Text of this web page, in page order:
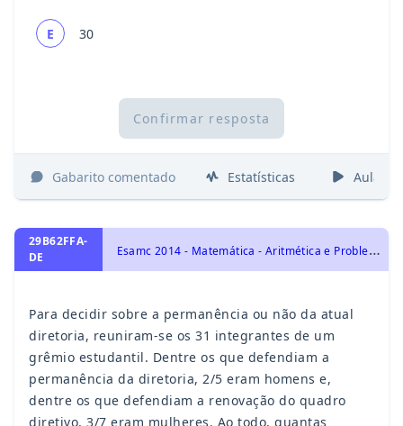
E 30
Confirmar resposta
Gabarito comentado Estatísticas Aulas
29B62FFA-
DE
E
samc 2014 - Matemática - Aritmética e Problemas, Frações e Números Decimais
Para decidir sobre a permanência ou não da atual
diretoria, reuniram-se os 31 integrantes de um
grêmio estudantil. Dentre os que defendiam a
permanência da diretoria, 2/5 eram homens e,
dentre os que defendiam a renovação do quadro
diretivo, 3/7 eram mulheres. Ao todo, quantas